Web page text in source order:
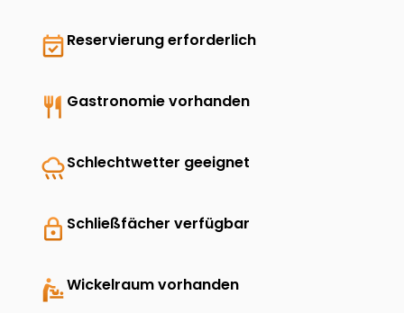
event_availableReservierung erforderlich
restaurant Gastronomie vorhanden
rainySchlechtwetter geeignet
lock Schließfächer verfügbar
baby_changing_stationWickelraum vorhanden